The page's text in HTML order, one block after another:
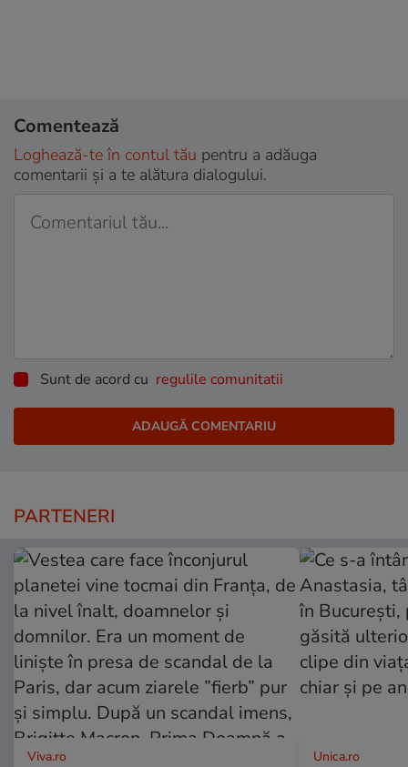
Comentează
Loghează-te în contul tău pentru a adăuga
comentarii și a te alătura dialogului.
Sunt de acord cu regulile comunitatii
PARTENERI
Viva.ro Unica.ro